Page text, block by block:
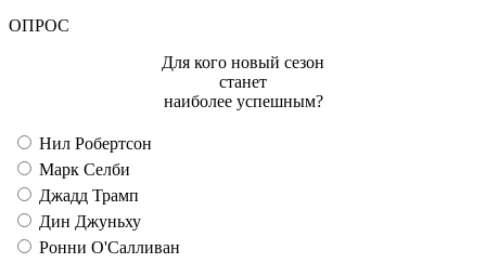
ОПРОС
Для кого новый сезон
станет
наиболее успешным?
Нил Робертсон
Марк Селби
Джадд Трамп
Дин Джуньху
Ронни О'Салливан